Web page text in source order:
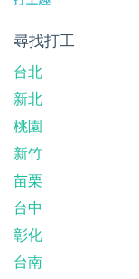
尋找打工
台北
新北
桃園
新竹
苗栗
台中
彰化
台南